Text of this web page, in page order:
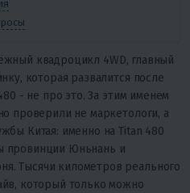
квадроцикл 4WD, главный
которая развалится после
- не про это. За этим именем
проверили не маркетологи, а
Китая: именно на Titan 480
провинции Юньнань и
Тысячи километров реального
который только можно